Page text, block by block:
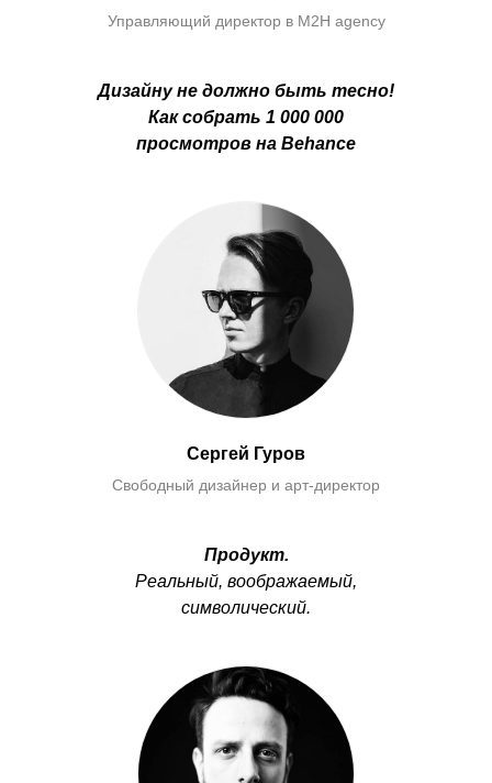
Управляющий директор в M2H agency
Дизайну не должно быть тесно!
Как собрать 1 000 000
просмотров на Behance
Сергей Гуров
Свободный дизайнер и арт-директор
Продукт.
Реальный, воображаемый,
символический.